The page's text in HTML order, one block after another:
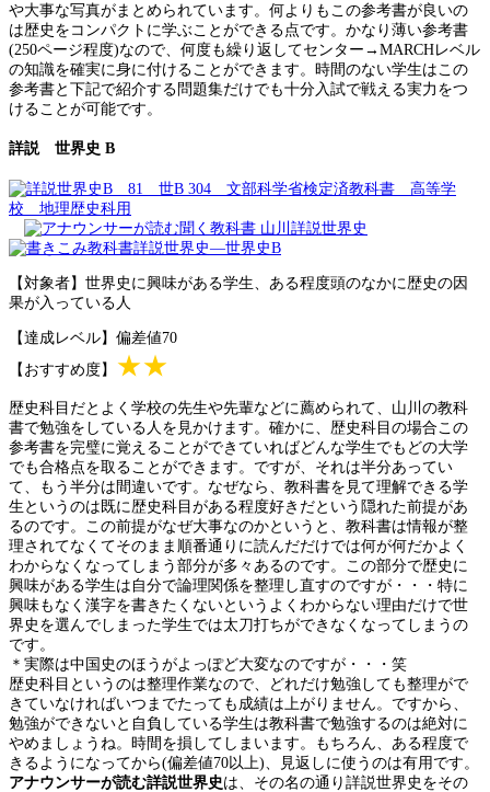
や大事な写真がまとめられています。何よりもこの参考書が良いの
は歴史をコンパクトに学ぶことができる点です。かなり薄い参考書
(250ページ程度)なので、何度も繰り返してセンター→MARCHレベル
の知識を確実に身に付けることができます。時間のない学生はこの
参考書と下記で紹介する問題集だけでも十分入試で戦える実力をつ
けることが可能です。
詳説 世界史 B
【対象者】世界史に興味がある学生、ある程度頭のなかに歴史の因
果が入っている人
【達成レベル】偏差値70
【おすすめ度】 ★★
歴史科目だとよく学校の先生や先輩などに薦められて、山川の教科
書で勉強をしている人を見かけます。確かに、歴史科目の場合この
参考書を完璧に覚えることができていればどんな学生でもどの大学
でも合格点を取ることができます。ですが、それは半分あってい
て、もう半分は間違いです。なぜなら、教科書を見て理解できる学
生というのは既に歴史科目がある程度好きだという隠れた前提があ
るのです。この前提がなぜ大事なのかというと、教科書は情報が整
理されてなくてそのまま順番通りに読んだだけでは何が何だかよく
わからなくなってしまう部分が多々あるのです。この部分で歴史に
興味がある学生は自分で論理関係を整理し直すのですが・・・特に
興味もなく漢字を書きたくないというよくわからない理由だけで世
界史を選んでしまった学生では太刀打ちができなくなってしまうの
です。
＊実際は中国史のほうがよっぽど大変なのですが・・・笑
歴史科目というのは整理作業なので、どれだけ勉強しても整理がで
きていなければいつまでたっても成績は上がりません。ですから、
勉強ができないと自負している学生は教科書で勉強するのは絶対に
やめましょうね。時間を損してしまいます。もちろん、ある程度で
きるようになってから(偏差値70以上)、見返しに使うのは有用です。
アナウンサーが読む詳説世界史は、その名の通り詳説世界史をその